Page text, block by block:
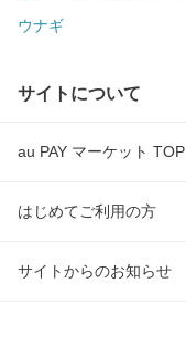
ウナギ
サイトについて
au PAY マーケット TOP
はじめてご利用の方
サイトからのお知らせ